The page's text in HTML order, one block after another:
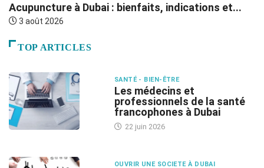
Acupuncture à Dubai : bienfaits, indications et...
3 août 2026
TOP ARTICLES
SANTÉ - BIEN-ÊTRE
Les médecins et
professionnels de la santé
francophones à Dubai
22 juin 2026
OUVRIR UNE SOCIETE À DUBAI